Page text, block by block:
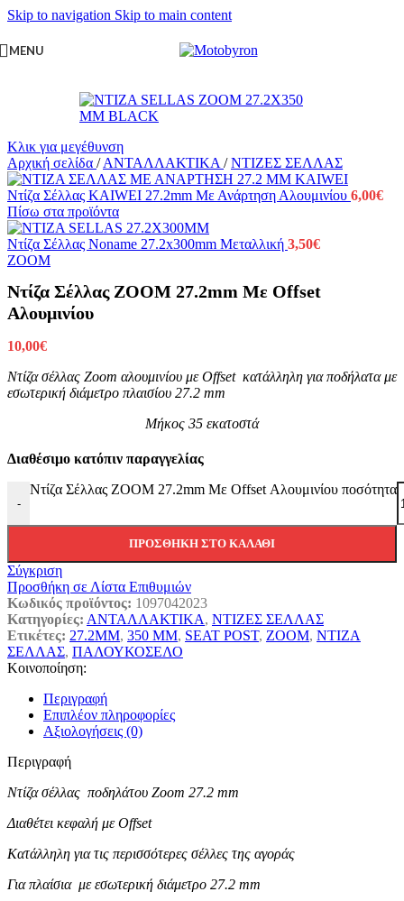
Skip to navigation Skip to main content
MENU
Κλικ για μεγέθυνση
Αρχική σελίδα / ΑΝΤΑΛΛΑΚΤΙΚΑ / ΝΤΙΖΕΣ ΣΕΛΛΑΣ
Ντίζα Σέλλας KAIWEI 27.2mm Με Ανάρτηση Αλουμινίου 6,00€
Πίσω στα προϊόντα
Ντίζα Σέλλας Noname 27.2x300mm Μεταλλική 3,50€
ZOOM
Ντίζα Σέλλας ZOOM 27.2mm Με Offset
Αλουμινίου
10,00€
Ντίζα σέλλας Zoom αλουμινίου με Offset κατάλληλη για ποδήλατα με
εσωτερική διάμετρο πλαισίου 27.2 mm
Μήκος 35 εκατοστά
Διαθέσιμο κατόπιν παραγγελίας
-
Ντίζα Σέλλας ZOOM 27.2mm Με Offset Αλουμινίου ποσότητα
ΠΡΟΣΘΉΚΗ ΣΤΟ ΚΑΛΆΘΙ
Σύγκριση
Προσθήκη σε Λίστα Επιθυμιών
Κωδικός προϊόντος: 1097042023
Κατηγορίες: ΑΝΤΑΛΛΑΚΤΙΚΑ, ΝΤΙΖΕΣ ΣΕΛΛΑΣ
Ετικέτες: 27.2MM, 350 MM, SEAT POST, ZOOM, ΝΤΙΖΑ
ΣΕΛΛΑΣ, ΠΑΛΟΥΚΟΣΕΛΟ
Κοινοποίηση:
Περιγραφή
Επιπλέον πληροφορίες
Αξιολογήσεις (0)
Περιγραφή
Ντίζα σέλλας ποδηλάτου Zoom 27.2 mm
Διαθέτει κεφαλή με Offset
Κατάλληλη για τις περισσότερες σέλλες της αγοράς
Για πλαίσια με εσωτερική διάμετρο 27.2 mm